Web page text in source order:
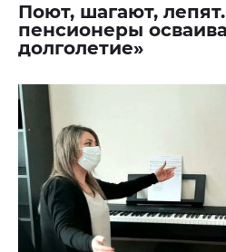
Поют, шагают,
пенсионеры
долголетие»